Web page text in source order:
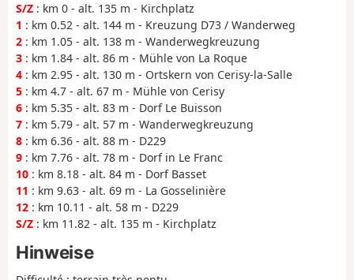
S/Z : km 0 - alt. 135 m - Kirchplatz
1 : km 0.52 - alt. 144 m - Kreuzung D73 / Wanderweg
2 : km 1.05 - alt. 138 m - Wanderwegkreuzung
3 : km 1.84 - alt. 86 m - Mühle von La Roque
4 : km 2.95 - alt. 130 m - Ortskern von Cerisy-la-Salle
5 : km 4.7 - alt. 67 m - Mühle von Cerisy
6 : km 5.35 - alt. 83 m - Dorf Le Buisson
7 : km 5.79 - alt. 57 m - Wanderwegkreuzung
8 : km 6.36 - alt. 88 m - D229
9 : km 7.76 - alt. 78 m - Dorf in Le Franc
10 : km 8.18 - alt. 84 m - Dorf Basset
11 : km 9.63 - alt. 69 m - La Gosselinière
12 : km 10.11 - alt. 58 m - D229
S/Z : km 11.82 - alt. 135 m - Kirchplatz
Hinweise